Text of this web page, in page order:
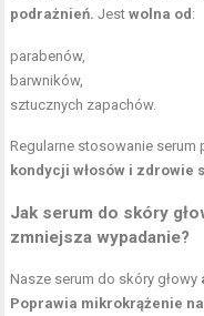
podrażnień. Jestwolna od :
parabenów,
barwników,
sztucznych zapachów.
Regularne stosowanie serum
kondycji włosów i zdrowie
Jak serum do skóry
zmniejsza wypadanie?
Nasze serum do skóry głowy
Poprawia mikrokrążenie